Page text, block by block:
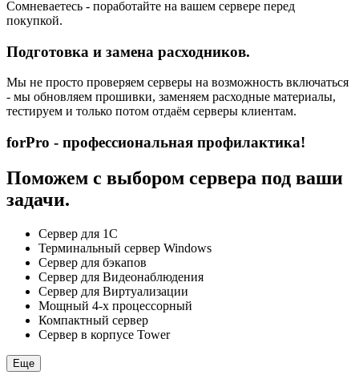
Сомневаетесь - поработайте на вашем сервере перед
покупкой.
Подготовка и замена расходников.
Мы не просто проверяем серверы на возможность включаться
- мы обновляем прошивки, заменяем расходные материалы,
тестируем и только потом отдаём серверы клиентам.
forPro - профессиональная профилактика!
Поможем с выбором сервера под ваши
задачи.
Сервер для 1С
Терминальный сервер Windows
Сервер для бэкапов
Сервер для Видеонаблюдения
Сервер для Виртуализации
Мощный 4-х процессорный
Компактный сервер
Сервер в корпусе Tower
Еще